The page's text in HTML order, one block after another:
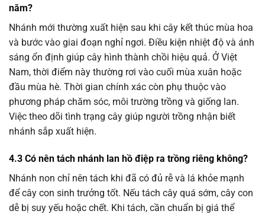
năm?
Nhánh mới thường xuất hiện sau khi cây kết thúc mùa hoa
và bước vào giai đoạn nghỉ ngơi. Điều kiện nhiệt độ và ánh
sáng ổn định giúp cây hình thành chồi hiệu quả. Ở Việt
Nam, thời điểm này thường rơi vào cuối mùa xuân hoặc
đầu mùa hè. Thời gian chính xác còn phụ thuộc vào
phương pháp chăm sóc, môi trường trồng và giống lan.
Việc theo dõi tình trạng cây giúp người trồng nhận biết
nhánh sắp xuất hiện.
4.3 Có nên tách nhánh lan hồ điệp ra trồng riêng không?
Nhánh non chỉ nên tách khi đã có đủ rễ và lá khỏe mạnh
để cây con sinh trưởng tốt. Nếu tách cây quá sớm, cây con
dễ bị suy yếu hoặc chết. Khi tách, cần chuẩn bị giá thể